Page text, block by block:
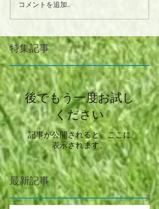
コメントを追加…
特集記事
後でもう一度お試し
ください
記事が公開されると、ここに
表示されます。
最新記事